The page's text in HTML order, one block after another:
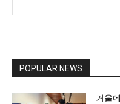
POPULAR NEWS
거울